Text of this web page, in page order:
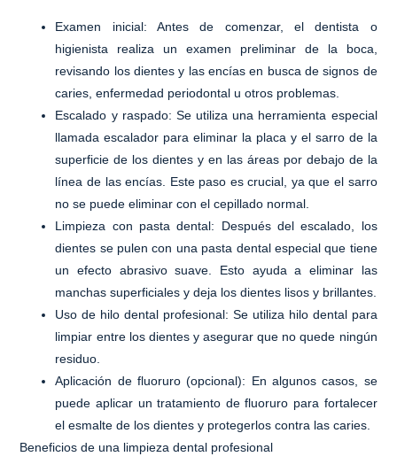
Examen inicial: Antes de comenzar, el dentista o
higienista realiza un examen preliminar de la boca,
revisando los dientes y las encías en busca de signos de
caries, enfermedad periodontal u otros problemas.
Escalado y raspado: Se utiliza una herramienta especial
llamada escalador para eliminar la placa y el sarro de la
superficie de los dientes y en las áreas por debajo de la
línea de las encías. Este paso es crucial, ya que el sarro
no se puede eliminar con el cepillado normal.
Limpieza con pasta dental: Después del escalado, los
dientes se pulen con una pasta dental especial que tiene
un efecto abrasivo suave. Esto ayuda a eliminar las
manchas superficiales y deja los dientes lisos y brillantes.
Uso de hilo dental profesional: Se utiliza hilo dental para
limpiar entre los dientes y asegurar que no quede ningún
residuo.
Aplicación de fluoruro (opcional): En algunos casos, se
puede aplicar un tratamiento de fluoruro para fortalecer
el esmalte de los dientes y protegerlos contra las caries.
Beneficios de una limpieza dental profesional